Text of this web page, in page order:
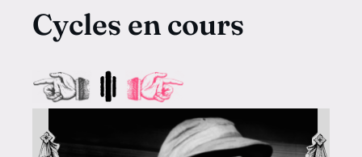
Cycles en cours